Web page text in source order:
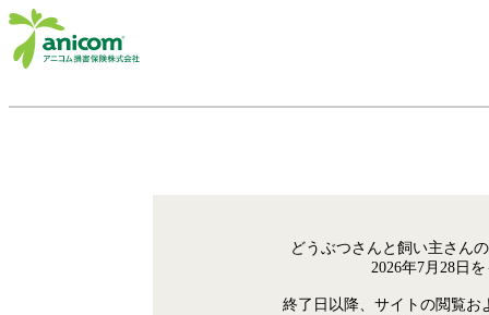
どうぶつさんと飼い主さん
2026年7月28日
終了日以降、サイトの閲覧お